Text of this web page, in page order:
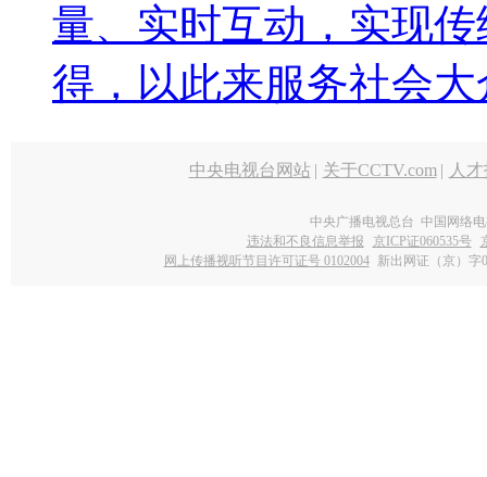
量、实时互动，实现
得，以此来服务社会
中央电视台网站 | 关于CCTV.com | 人
中央广播电视总台 中国网络
违法和不良信息举报
京ICP证060535号
网上传播视听节目许可证号 0102004 新出网证（京）